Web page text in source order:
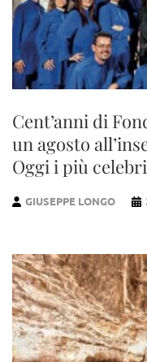
Cent’anni di
un agosto
Oggi i più
GIUSEPPE LONGO